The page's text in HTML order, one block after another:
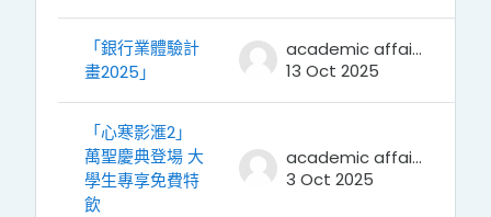
「銀行業體驗計
畫2025」
academic affairs
13 Oct 2025
「心寒影滙2」
萬聖慶典登場 大
學生專享免費特
飲
academic affairs
3 Oct 2025